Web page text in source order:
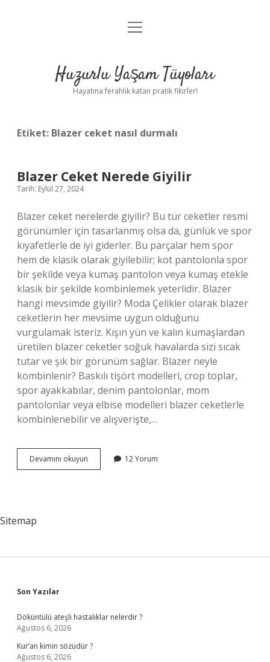
Anasayfa
Yasal Uyarı
menüyü
Huzurlu Yaşam Tüyoları
Hayatına ferahlık katan pratik fikirler!
Etiket: Blazer ceket nasıl durmalı
Blazer Ceket Nerede Giyilir
Tarih: Eylül 27, 2024
Blazer ceket nerelerde giyilir? Bu tür ceketler resmi
görünümler için tasarlanmış olsa da, günlük ve spor
kıyafetlerle de iyi giderler. Bu parçalar hem spor
hem de klasik olarak giyilebilir; kot pantolonla spor
bir şekilde veya kumaş pantolon veya kumaş etekle
klasik bir şekilde kombinlemek yeterlidir. Blazer
hangi mevsimde giyilir? Moda Çelikler olarak blazer
ceketlerin her mevsime uygun olduğunu
vurgulamak isteriz. Kışın yün ve kalın kumaşlardan
üretilen blazer ceketler soğuk havalarda sizi sıcak
tutar ve şık bir görünüm sağlar. Blazer neyle
kombinlenir? Baskılı tişört modelleri, crop toplar,
spor ayakkabılar, denim pantolonlar, mom
pantolonlar veya elbise modelleri blazer ceketlerle
kombinlenebilir ve alışverişte,…
Devamını okuyun
Ceket
12 Yorum
Sitemap
Sidebar
Son Yazılar
Döküntülü ateşli hastalıklar nelerdir ?
Ağustos 6, 2026
Kur’an kimin sözüdür ?
Ağustos 6, 2026